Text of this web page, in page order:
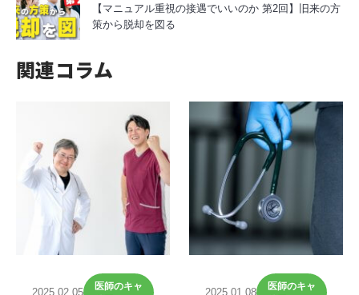
【マニュアル重視の接遇でいいのか 第2回】旧来の方
策から脱却を図る
関連コラム
2025.02.05
医師のキャ
2025.01.08
医師のキャ